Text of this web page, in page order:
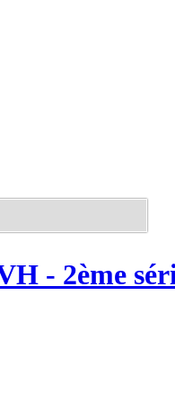
- 2ème